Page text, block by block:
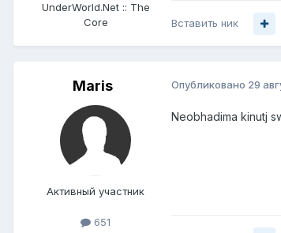
UnderWorld.Net :: The
Core
Вставить ник
Maris
Активный участник
651
Опубликовано 29
Neobhadima kinutj